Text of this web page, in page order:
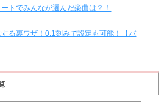
トでみんなが選んだ楽曲は？！
る裏ワザ！0.1刻みで設定も可能！【バ